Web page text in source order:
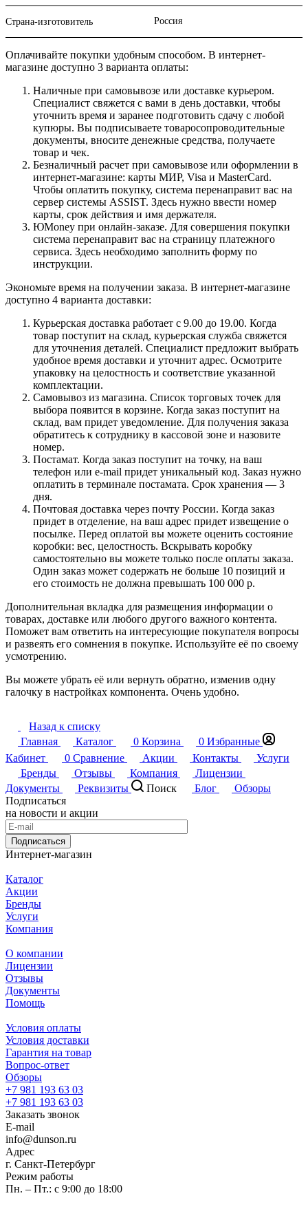
Страна-изготовитель Россия
Оплачивайте покупки удобным способом. В интернет-
магазине доступно 3 варианта оплаты:
Наличные при самовывозе или доставке курьером.
Специалист свяжется с вами в день доставки, чтобы
уточнить время и заранее подготовить сдачу с любой
купюры. Вы подписываете товаросопроводительные
документы, вносите денежные средства, получаете
товар и чек.
Безналичный расчет при самовывозе или оформлении в
интернет-магазине: карты МИР, Visa и MasterCard.
Чтобы оплатить покупку, система перенаправит вас на
сервер системы ASSIST. Здесь нужно ввести номер
карты, срок действия и имя держателя.
ЮMoney при онлайн-заказе. Для совершения покупки
система перенаправит вас на страницу платежного
сервиса. Здесь необходимо заполнить форму по
инструкции.
Экономьте время на получении заказа. В интернет-магазине
доступно 4 варианта доставки:
Курьерская доставка работает с 9.00 до 19.00. Когда
товар поступит на склад, курьерская служба свяжется
для уточнения деталей. Специалист предложит выбрать
удобное время доставки и уточнит адрес. Осмотрите
упаковку на целостность и соответствие указанной
комплектации.
Самовывоз из магазина. Список торговых точек для
выбора появится в корзине. Когда заказ поступит на
склад, вам придет уведомление. Для получения заказа
обратитесь к сотруднику в кассовой зоне и назовите
номер.
Постамат. Когда заказ поступит на точку, на ваш
телефон или e-mail придет уникальный код. Заказ нужно
оплатить в терминале постамата. Срок хранения — 3
дня.
Почтовая доставка через почту России. Когда заказ
придет в отделение, на ваш адрес придет извещение о
посылке. Перед оплатой вы можете оценить состояние
коробки: вес, целостность. Вскрывать коробку
самостоятельно вы можете только после оплаты заказа.
Один заказ может содержать не больше 10 позиций и
его стоимость не должна превышать 100 000 р.
Дополнительная вкладка для размещения информации о
товарах, доставке или любого другого важного контента.
Поможет вам ответить на интересующие покупателя вопросы
и развеять его сомнения в покупке. Используйте её по своему
усмотрению.
Вы можете убрать её или вернуть обратно, изменив одну
галочку в настройках компонента. Очень удобно.
Назад к списку
Главная
Каталог 0 Корзина 0 Избранные
Кабинет
0 Сравнение Акции Контакты
Услуги
Бренды
Отзывы Компания
Лицензии
Документы
Реквизиты Поиск Блог
Обзоры
Подписаться
на новости и акции
Подписаться
Интернет-магазин
Каталог
Акции
Бренды
Услуги
Компания
О компании
Лицензии
Отзывы
Документы
Помощь
Условия оплаты
Условия доставки
Гарантия на товар
Вопрос-ответ
Обзоры
+7 981 193 63 03
+7 981 193 63 03
Заказать звонок
E-mail
info@dunson.ru
Адрес
г. Санкт-Петербург
Режим работы
Пн. – Пт.: с 9:00 до 18:00